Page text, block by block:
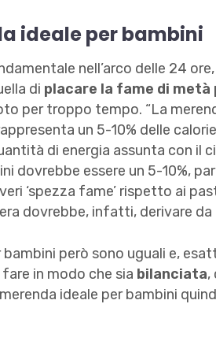
ideale per bambini
nell’arco delle 24
di placare la fame di metà
per troppo tempo. “La
un 5-10% delle
di energia assunta con il
dovrebbe essere un 5-10%,
‘spezza fame’ rispetto ai
dovrebbe, infatti, derivare da
però sono uguali e,
in modo che sia bilanciata,
ideale per bambini